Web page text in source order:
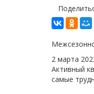
2 марта
Активный
самые